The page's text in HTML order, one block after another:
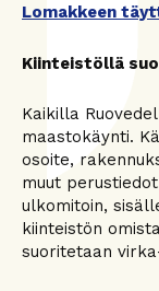
Lomakkeen
Kiinteistöllä
Kaikilla
maastokäynti.
osoite,
muut
ulkomitoin,
kiinteistön
suoritetaan